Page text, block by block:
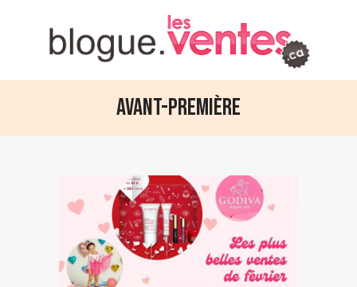
Avant-première